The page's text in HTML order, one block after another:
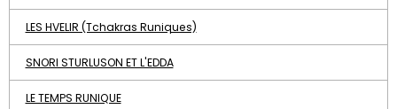
LES HVELIR (Tchakras Runiques)
SNORI STURLUSON ET L'EDDA
LE TEMPS RUNIQUE